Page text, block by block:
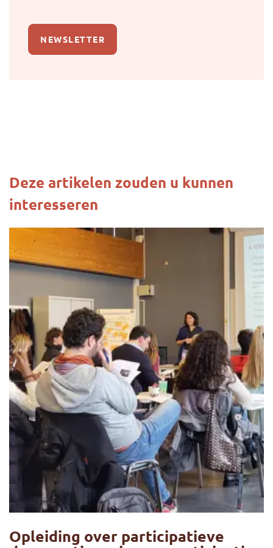
NEWSLETTER
Deze artikelen zouden u kunnen
interesseren
Opleiding over participatieve